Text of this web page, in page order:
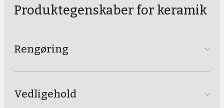
Produktegenskaber for keramik
Rengøring
Vedligehold